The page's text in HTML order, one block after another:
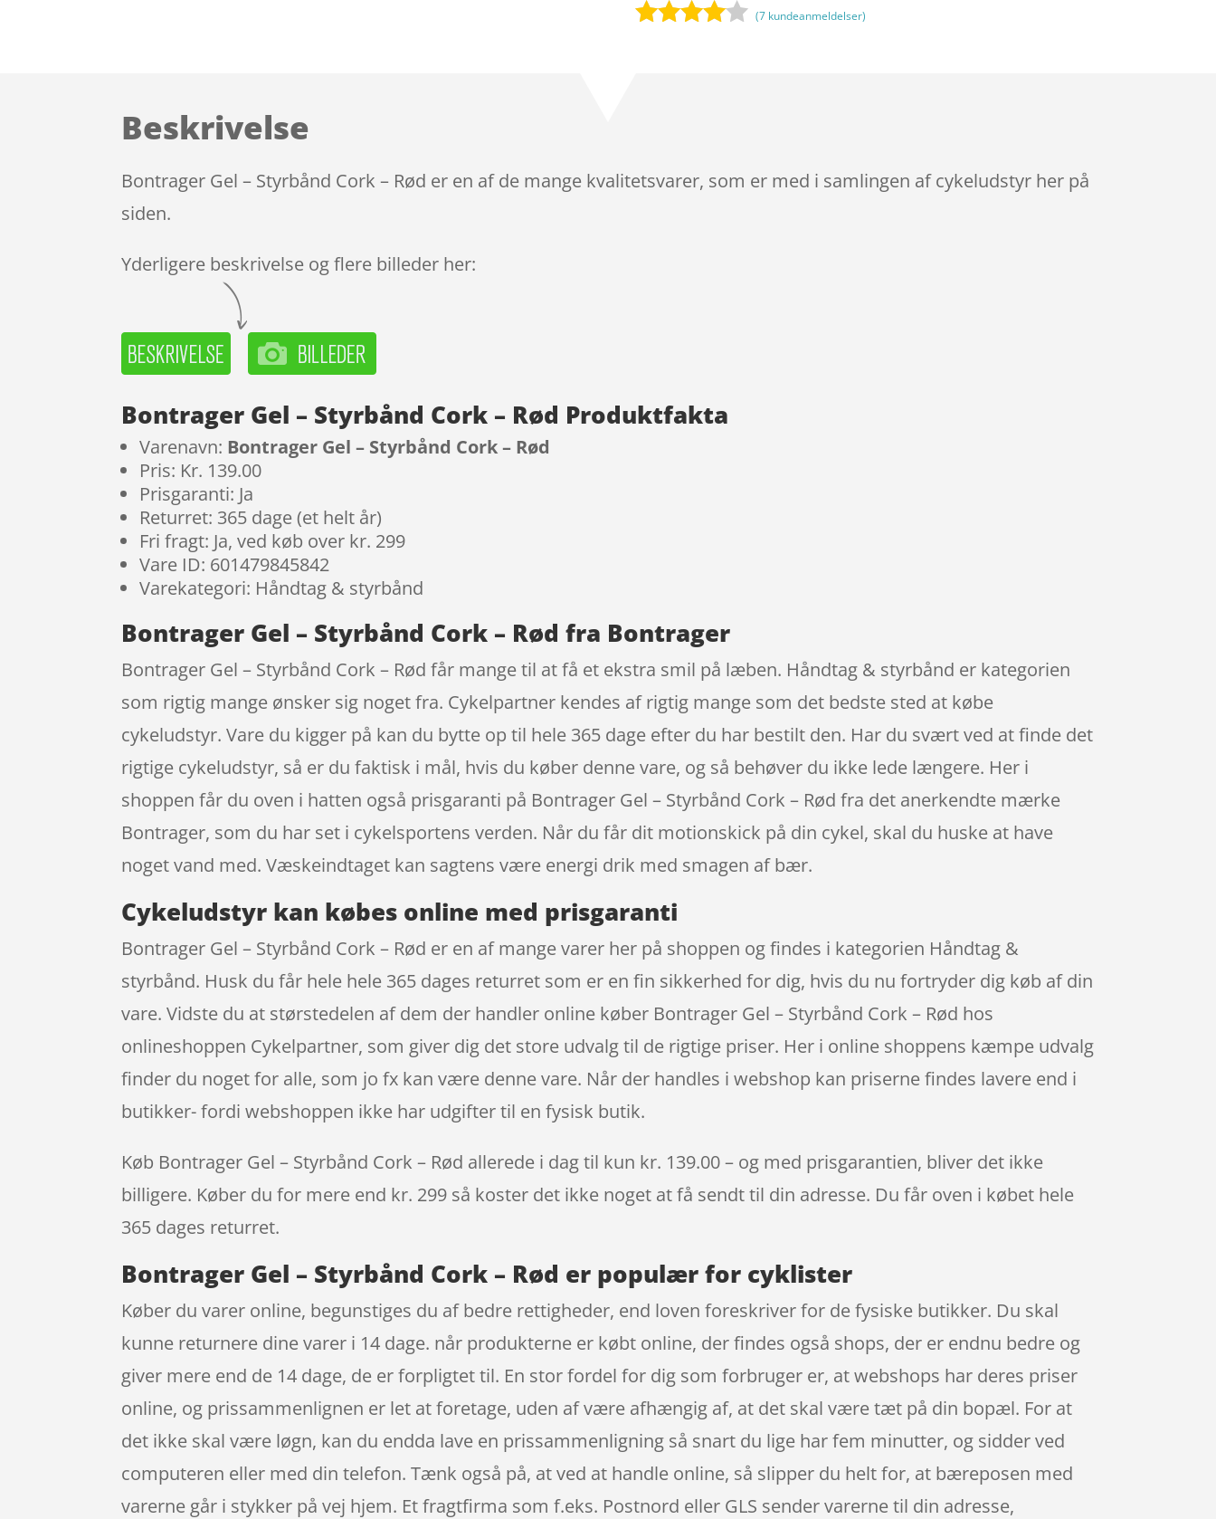
ømmels
er
(7 kundeanmeldelser)
Beskrivelse
Bontrager Gel – Styrbånd Cork – Rød er en af de mange kvalitetsvarer, som er med i samlingen af cykeludstyr her på
siden.
Yderligere beskrivelse og flere billeder her:
Bontrager Gel – Styrbånd Cork – Rød Produktfakta
Varenavn: Bontrager Gel – Styrbånd Cork – Rød
Pris: Kr. 139.00
Prisgaranti: Ja
Returret: 365 dage (et helt år)
Fri fragt: Ja, ved køb over kr. 299
Vare ID: 601479845842
Varekategori: Håndtag & styrbånd
Bontrager Gel – Styrbånd Cork – Rød fra Bontrager
Bontrager Gel – Styrbånd Cork – Rød får mange til at få et ekstra smil på læben. Håndtag & styrbånd er kategorien
som rigtig mange ønsker sig noget fra. Cykelpartner kendes af rigtig mange som det bedste sted at købe
cykeludstyr. Vare du kigger på kan du bytte op til hele 365 dage efter du har bestilt den. Har du svært ved at finde det
rigtige cykeludstyr, så er du faktisk i mål, hvis du køber denne vare, og så behøver du ikke lede længere. Her i
shoppen får du oven i hatten også prisgaranti på Bontrager Gel – Styrbånd Cork – Rød fra det anerkendte mærke
Bontrager, som du har set i cykelsportens verden. Når du får dit motionskick på din cykel, skal du huske at have
noget vand med. Væskeindtaget kan sagtens være energi drik med smagen af bær.
Cykeludstyr kan købes online med prisgaranti
Bontrager Gel – Styrbånd Cork – Rød er en af mange varer her på shoppen og findes i kategorien Håndtag &
styrbånd. Husk du får hele hele 365 dages returret som er en fin sikkerhed for dig, hvis du nu fortryder dig køb af din
vare. Vidste du at størstedelen af dem der handler online køber Bontrager Gel – Styrbånd Cork – Rød hos
onlineshoppen Cykelpartner, som giver dig det store udvalg til de rigtige priser. Her i online shoppens kæmpe udvalg
finder du noget for alle, som jo fx kan være denne vare. Når der handles i webshop kan priserne findes lavere end i
butikker- fordi webshoppen ikke har udgifter til en fysisk butik.
Køb Bontrager Gel – Styrbånd Cork – Rød allerede i dag til kun kr. 139.00 – og med prisgarantien, bliver det ikke
billigere. Køber du for mere end kr. 299 så koster det ikke noget at få sendt til din adresse. Du får oven i købet hele
365 dages returret.
Bontrager Gel – Styrbånd Cork – Rød er populær for cyklister
Køber du varer online, begunstiges du af bedre rettigheder, end loven foreskriver for de fysiske butikker. Du skal
kunne returnere dine varer i 14 dage. når produkterne er købt online, der findes også shops, der er endnu bedre og
giver mere end de 14 dage, de er forpligtet til. En stor fordel for dig som forbruger er, at webshops har deres priser
online, og prissammenlignen er let at foretage, uden af være afhængig af, at det skal være tæt på din bopæl. For at
det ikke skal være løgn, kan du endda lave en prissammenligning så snart du lige har fem minutter, og sidder ved
computeren eller med din telefon. Tænk også på, at ved at handle online, så slipper du helt for, at bæreposen med
varerne går i stykker på vej hjem. Et fragtfirma som f.eks. Postnord eller GLS sender varerne til din adresse,